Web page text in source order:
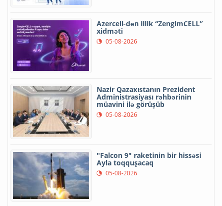
Azercell-dən illik “ZengimCELL”
xidməti
05-08-2026
Nazir Qazaxıstanın Prezident
Administrasiyası rəhbərinin
müavini ilə görüşüb
05-08-2026
"Falcon 9" raketinin bir hissəsi
Ayla toqquşacaq
05-08-2026